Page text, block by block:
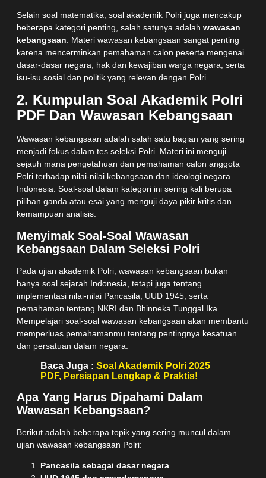
Selain soal matematika, soal akademik Polri juga mencakup
beberapa kategori penting, salah satunya adalah wawasan
kebangsaan . Materi wawasan kebangsaan sangat penting
karena mencerminkan pemahaman calon peserta mengenai
dasar-dasar negara, hak dan kewajiban warga negara, serta
isu-isu sosial dan politik yang relevan dengan Polri.
2. Kumpulan Soal Akademik Polri
PDF Dan Wawasan Kebangsaan
Wawasan kebangsaan adalah salah satu bagian yang sering
menjadi fokus dalam tes seleksi Polri. Materi ini menguji
sejauh mana pengetahuan dan pemahaman calon anggota
Polri terhadap nilai-nilai kebangsaan dan ideologi negara
Indonesia. Soal-soal dalam kategori ini sering kali berupa
pilihan ganda atau esai yang menguji daya pikir kritis dan
kemampuan analisis.
Menyimak Soal-Soal Wawasan
Kebangsaan Dalam Seleksi Polri
Pada ujian akademik Polri, wawasan kebangsaan bukan
hanya soal sejarah Indonesia, tetapi juga tentang
implementasi nilai-nilai Pancasila, UUD 1945, serta
pemahaman tentang NKRI dan Bhinneka Tunggal Ika.
Mempelajari soal-soal wawasan kebangsaan akan membantu
memperluas pemahamanmu tentang pentingnya kesatuan
dan persatuan dalam negara.
Baca Juga : Soal Akademik Polri 2025
PDF, Persiapan Lengkap & Praktis!
Apa Yang Harus Dipahami Dalam
Wawasan Kebangsaan?
Berikut adalah beberapa topik yang sering muncul dalam
ujian wawasan kebangsaan Polri:
Pancasila sebagai dasar negara